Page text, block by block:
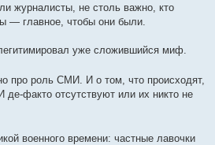
журналисты, не столь важно, кто
— главное, чтобы они были.
уже сложившийся миф.
про роль СМИ. И о том, что происходят,
факто отсутствуют или их никто не
военного времени: частные лавочки